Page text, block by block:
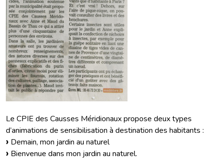
Le CPIE des Causses Méridionaux propose deux types
d’animations de sensibilisation à destination des habitants :
Demain, mon jardin au naturel
Bienvenue dans mon jardin au naturel.